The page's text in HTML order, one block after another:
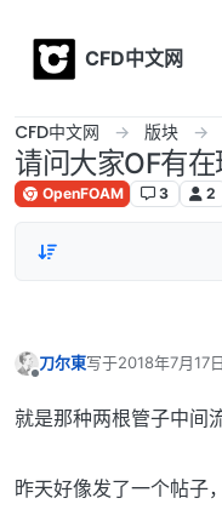
CFD中文网
CFD中文网 版块
请问大家OF有
OpenFOAM 3 2
刀尔東写于2018年7月17
最后由 编辑
就是那种两根管子中间
昨天好像发了一个帖子